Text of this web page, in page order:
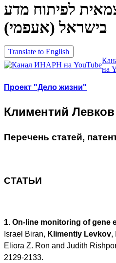
לפיתוח מדע
בישראל (אעפמי)
Translate to English
на
Проект "Дело жизни"
Климентий Левков
Перечень статей,
СТАТЬИ
1. On-line monitoring of gene
Israel Biran, Klimentiy Levkov,
Eliora Z. Ron and Judith
2129-2133.